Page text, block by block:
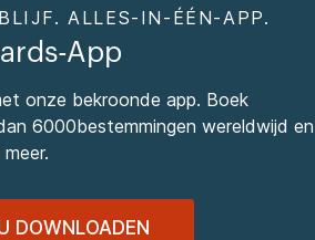
ALLES-IN-ÉÉN-APP.
App
onze bekroonde app. Boek
6000bestemmingen wereldwijd en
DOWNLOADEN